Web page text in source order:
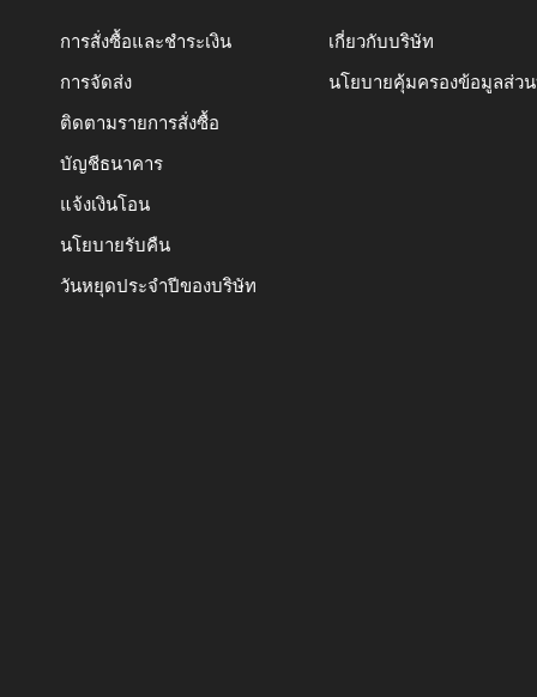
การสั่งซื้อและชำระเงิน
การจัดส่ง
ติดตามรายการสั่งซื้อ
บัญชีธนาคาร
แจ้งเงินโอน
นโยบายรับคืน
วันหยุดประจำปีของบริษัท
เกี่ยวกับบริษัท
นโยบายคุ้มครองข้อมูลส่ว